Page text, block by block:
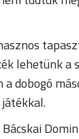
lehetünk a
dobogó